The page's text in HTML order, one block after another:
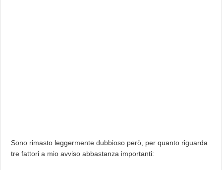
Sono rimasto leggermente dubbioso però, per quanto riguarda
tre fattori a mio avviso abbastanza importanti: